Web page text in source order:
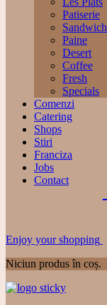
Patiserie
Sandwich
Paine
Desert
Coffee
Fresh
Specials
Comenzi
Catering
Shops
Stiri
Franciza
Jobs
Contact
Enjoy your shopping
Niciun produs în coș.